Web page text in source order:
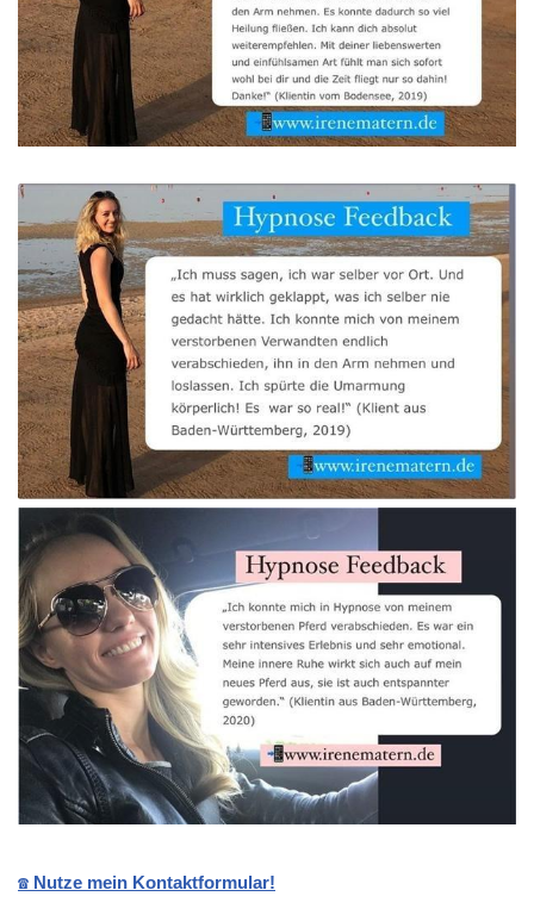
☎️ Nutze mein Kontaktformular!